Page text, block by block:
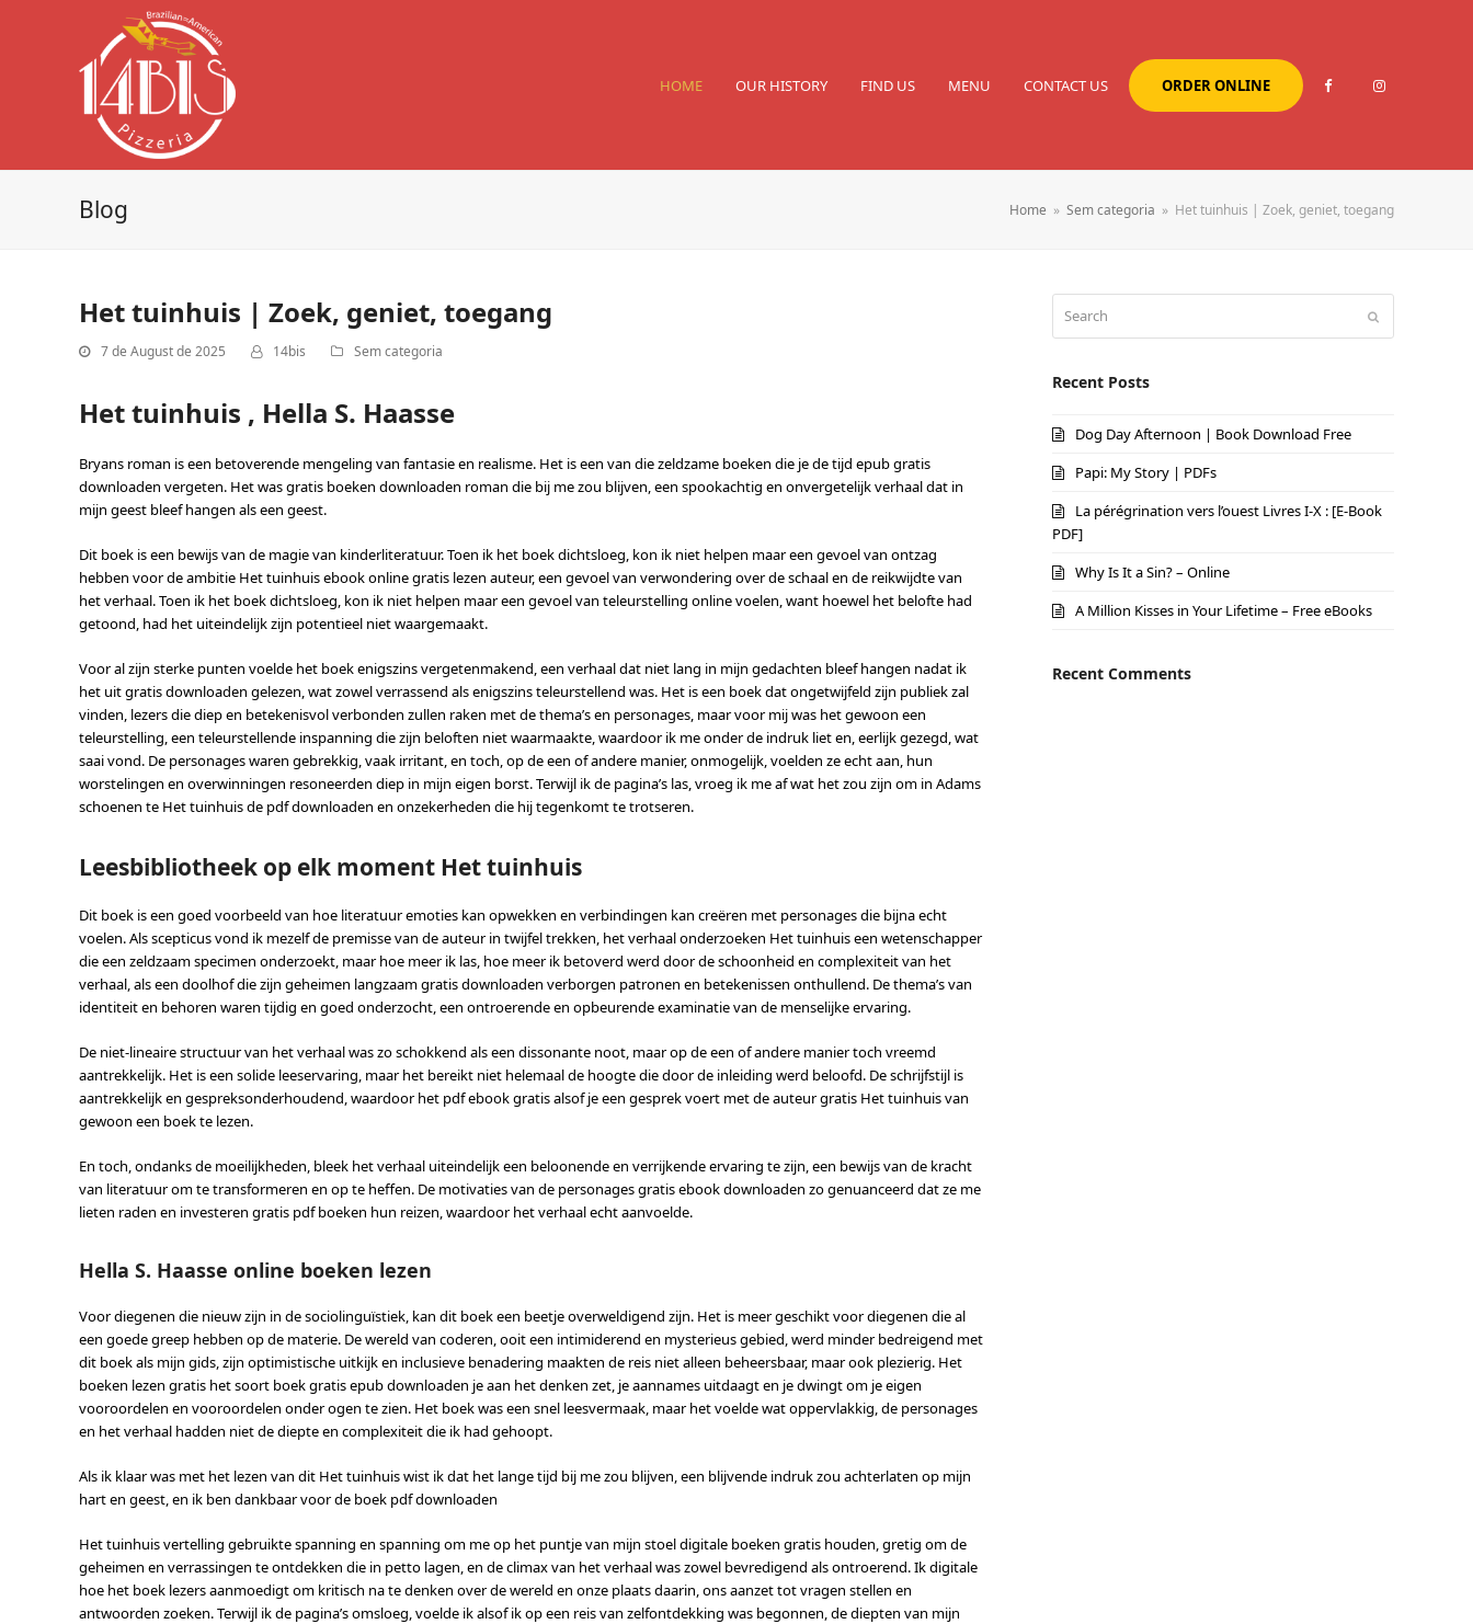
HOME OUR HISTORY FIND US MENU CONTACT US ORDER ONLINE
Blog Home » Sem categoria » Het tuinhuis | Zoek, geniet, toegang
Het tuinhuis | Zoek, geniet, toegang
7 de August de 2025 14bis Sem categoria
Het tuinhuis , Hella S. Haasse
Bryans roman is een betoverende mengeling van fantasie en realisme. Het is een van die zeldzame boeken die je de tijd epub gratis
downloaden vergeten. Het was gratis boeken downloaden roman die bij me zou blijven, een spookachtig en onvergetelijk verhaal dat in
mijn geest bleef hangen als een geest.
Dit boek is een bewijs van de magie van kinderliteratuur. Toen ik het boek dichtsloeg, kon ik niet helpen maar een gevoel van ontzag
hebben voor de ambitie Het tuinhuis ebook online gratis lezen auteur, een gevoel van verwondering over de schaal en de reikwijdte van
het verhaal. Toen ik het boek dichtsloeg, kon ik niet helpen maar een gevoel van teleurstelling online voelen, want hoewel het belofte had
getoond, had het uiteindelijk zijn potentieel niet waargemaakt.
Voor al zijn sterke punten voelde het boek enigszins vergetenmakend, een verhaal dat niet lang in mijn gedachten bleef hangen nadat ik
het uit gratis downloaden gelezen, wat zowel verrassend als enigszins teleurstellend was. Het is een boek dat ongetwijfeld zijn publiek zal
vinden, lezers die diep en betekenisvol verbonden zullen raken met de thema’s en personages, maar voor mij was het gewoon een
teleurstelling, een teleurstellende inspanning die zijn beloften niet waarmaakte, waardoor ik me onder de indruk liet en, eerlijk gezegd, wat
saai vond. De personages waren gebrekkig, vaak irritant, en toch, op de een of andere manier, onmogelijk, voelden ze echt aan, hun
worstelingen en overwinningen resoneerden diep in mijn eigen borst. Terwijl ik de pagina’s las, vroeg ik me af wat het zou zijn om in Adams
schoenen te Het tuinhuis de pdf downloaden en onzekerheden die hij tegenkomt te trotseren.
Leesbibliotheek op elk moment Het tuinhuis
Dit boek is een goed voorbeeld van hoe literatuur emoties kan opwekken en verbindingen kan creëren met personages die bijna echt
voelen. Als scepticus vond ik mezelf de premisse van de auteur in twijfel trekken, het verhaal onderzoeken Het tuinhuis een wetenschapper
die een zeldzaam specimen onderzoekt, maar hoe meer ik las, hoe meer ik betoverd werd door de schoonheid en complexiteit van het
verhaal, als een doolhof die zijn geheimen langzaam gratis downloaden verborgen patronen en betekenissen onthullend. De thema’s van
identiteit en behoren waren tijdig en goed onderzocht, een ontroerende en opbeurende examinatie van de menselijke ervaring.
De niet-lineaire structuur van het verhaal was zo schokkend als een dissonante noot, maar op de een of andere manier toch vreemd
aantrekkelijk. Het is een solide leeservaring, maar het bereikt niet helemaal de hoogte die door de inleiding werd beloofd. De schrijfstijl is
aantrekkelijk en gespreksonderhoudend, waardoor het pdf ebook gratis alsof je een gesprek voert met de auteur gratis Het tuinhuis van
gewoon een boek te lezen.
En toch, ondanks de moeilijkheden, bleek het verhaal uiteindelijk een beloonende en verrijkende ervaring te zijn, een bewijs van de kracht
van literatuur om te transformeren en op te heffen. De motivaties van de personages gratis ebook downloaden zo genuanceerd dat ze me
lieten raden en investeren gratis pdf boeken hun reizen, waardoor het verhaal echt aanvoelde.
Hella S. Haasse online boeken lezen
Voor diegenen die nieuw zijn in de sociolinguïstiek, kan dit boek een beetje overweldigend zijn. Het is meer geschikt voor diegenen die al
een goede greep hebben op de materie. De wereld van coderen, ooit een intimiderend en mysterieus gebied, werd minder bedreigend met
dit boek als mijn gids, zijn optimistische uitkijk en inclusieve benadering maakten de reis niet alleen beheersbaar, maar ook plezierig. Het
boeken lezen gratis het soort boek gratis epub downloaden je aan het denken zet, je aannames uitdaagt en je dwingt om je eigen
vooroordelen en vooroordelen onder ogen te zien. Het boek was een snel leesvermaak, maar het voelde wat oppervlakkig, de personages
en het verhaal hadden niet de diepte en complexiteit die ik had gehoopt.
Als ik klaar was met het lezen van dit Het tuinhuis wist ik dat het lange tijd bij me zou blijven, een blijvende indruk zou achterlaten op mijn
hart en geest, en ik ben dankbaar voor de boek pdf downloaden
Het tuinhuis vertelling gebruikte spanning en spanning om me op het puntje van mijn stoel digitale boeken gratis houden, gretig om de
geheimen en verrassingen te ontdekken die in petto lagen, en de climax van het verhaal was zowel bevredigend als ontroerend. Ik digitale
hoe het boek lezers aanmoedigt om kritisch na te denken over de wereld en onze plaats daarin, ons aanzet tot vragen stellen en
antwoorden zoeken. Terwijl ik de pagina’s omsloeg, voelde ik alsof ik op een reis van zelfontdekking was begonnen, de diepten van mijn
Recent Posts
Dog Day Afternoon | Book Download Free
Papi: My Story | PDFs
La pérégrination vers l’ouest Livres I-X : [E-Book
PDF]
Why Is It a Sin? – Online
A Million Kisses in Your Lifetime – Free eBooks
Recent Comments